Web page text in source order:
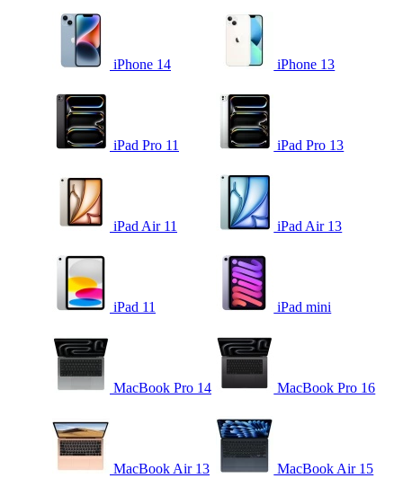
iPhone 14 iPhone 13
iPad Pro 11 iPad Pro 13
iPad Air 11 iPad Air 13
iPad 11 iPad mini
MacBook Pro 14 MacBook Pro 16
MacBook Air 13 MacBook Air 15